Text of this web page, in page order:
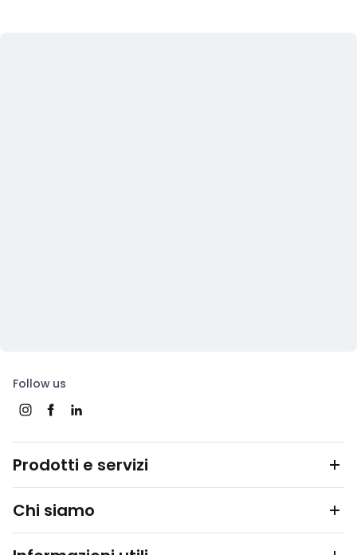
Follow us
Prodotti e servizi
Chi siamo